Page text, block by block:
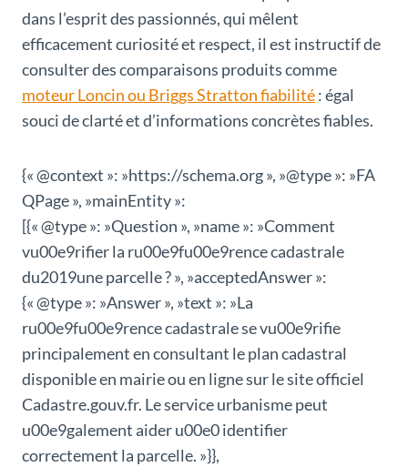
dans l’esprit des passionnés, qui mêlent
efficacement curiosité et respect, il est instructif de
consulter des comparaisons produits comme
moteur Loncin ou Briggs Stratton fiabilité: égal
souci de clarté et d’informations concrètes fiables.
{« @context »: »https://schema.org », »@type »: »FA
QPage », »mainEntity »:
[{« @type »: »Question », »name »: »Comment
vu00e9rifier la ru00e9fu00e9rence cadastrale
du2019une parcelle ? », »acceptedAnswer »:
{« @type »: »Answer », »text »: »La
ru00e9fu00e9rence cadastrale se vu00e9rifie
principalement en consultant le plan cadastral
disponible en mairie ou en ligne sur le site officiel
Cadastre.gouv.fr. Le service urbanisme peut
u00e9galement aider u00e0 identifier
correctement la parcelle. »}},